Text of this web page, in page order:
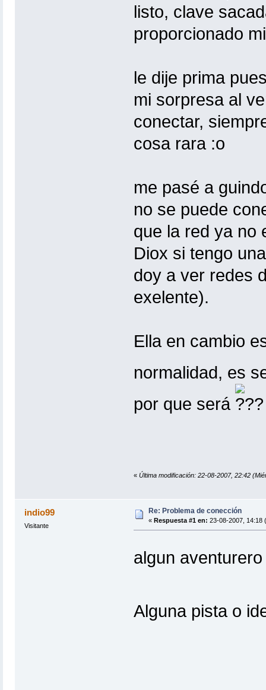
listo, clave
proporcionado
le dije prima
mi sorpresa al
conectar,
cosa rara :o
me pasé a
no se puede
que la red ya no
Diox si tengo
doy a ver redes
exelente).
Ella en cambio
normalidad, es
por que será
« Última modificación: 22-08-2007, 22:42
indio99
Visitante
Re: Problema de conección
« Respuesta #1 en: 23-08-2007, 14:18
algun
Alguna pista o